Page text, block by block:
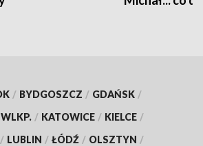
/ BYDGOSZCZ / GDAŃSK /
/ KATOWICE / KIELCE /
/ LUBLIN / ŁÓDŹ / OLSZTYN /